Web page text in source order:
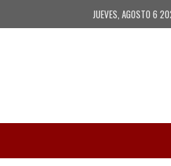
JUEVES, AGOSTO 6